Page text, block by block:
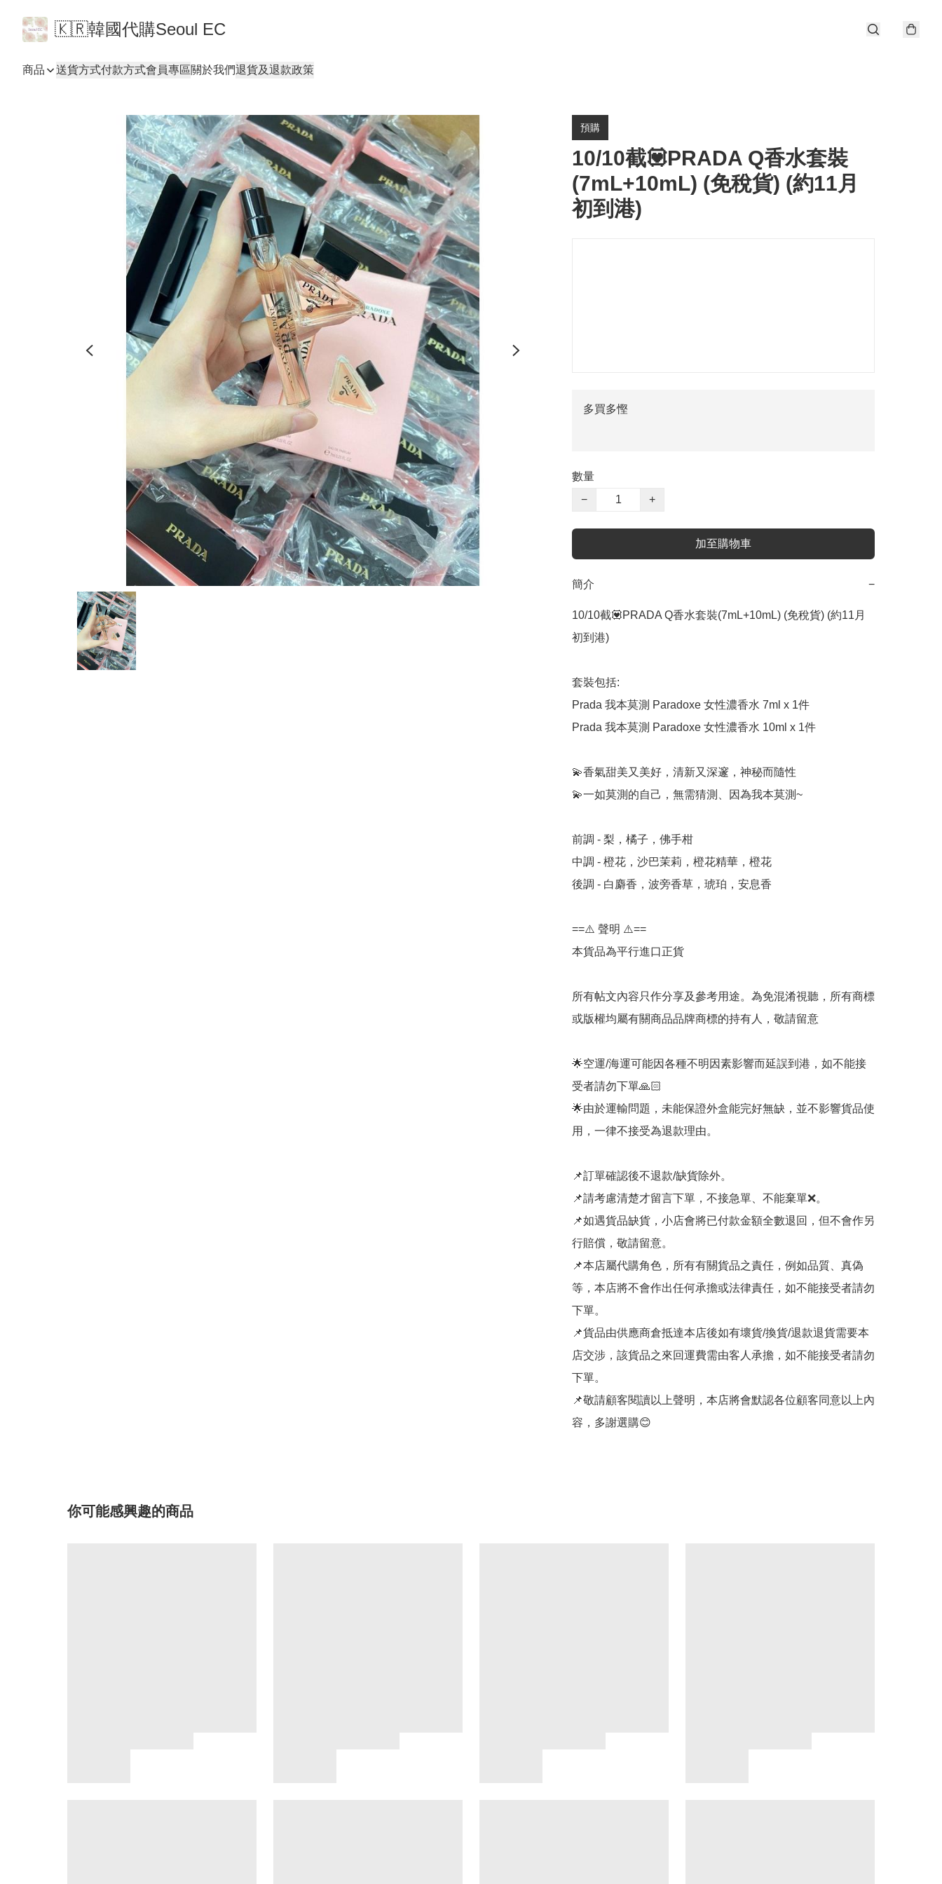
🇰🇷韓國代購Seoul EC
商品 送貨方式付款方式會員專區關於我們退貨及退款政策
預購
10/10截💟PRADA Q香水套裝
(7mL+10mL) (免稅貨) (約11月
初到港)
多買多慳
數量
−
+
加至購物車
簡介 −
10/10截💟PRADA Q香水套裝(7mL+10mL) (免稅貨) (約11月
初到港)
套裝包括:
Prada 我本莫測 Paradoxe 女性濃香水 7ml x 1件
Prada 我本莫測 Paradoxe 女性濃香水 10ml x 1件
💫香氣甜美又美好，清新又深邃，神秘而隨性
💫一如莫測的自己，無需猜測、因為我本莫測~
前調 - 梨，橘子，佛手柑
中調 - 橙花，沙巴茉莉，橙花精華，橙花
後調 - 白麝香，波旁香草，琥珀，安息香
==⚠️ 聲明 ⚠️==
本貨品為平行進口正貨
所有帖文內容只作分享及參考用途。為免混淆視聽，所有商標
或版權均屬有關商品品牌商標的持有人，敬請留意
🌟空運/海運可能因各種不明因素影響而延誤到港，如不能接
受者請勿下單🙏🏻
🌟由於運輸問題，未能保證外盒能完好無缺，並不影響貨品使
用，一律不接受為退款理由。
📌訂單確認後不退款/缺貨除外。
📌請考慮清楚才留言下單，不接急單、不能棄單❌。
📌如遇貨品缺貨，小店會將已付款金額全數退回，但不會作另
行賠償，敬請留意。
📌本店屬代購角色，所有有關貨品之責任，例如品質、真偽
等，本店將不會作出任何承擔或法律責任，如不能接受者請勿
下單。
📌貨品由供應商倉抵達本店後如有壞貨/換貨/退款退貨需要本
店交涉，該貨品之來回運費需由客人承擔，如不能接受者請勿
下單。
📌敬請顧客閱讀以上聲明，本店將會默認各位顧客同意以上內
容，多謝選購😊
你可能感興趣的商品